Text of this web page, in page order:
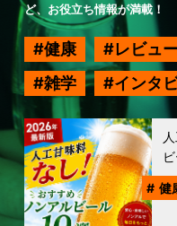
ど、お役立ち情報が満載！
健康 レビュ
雑学
インタ
健